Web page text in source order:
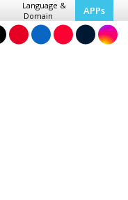
Language &
Domain
APPs